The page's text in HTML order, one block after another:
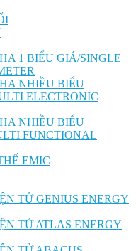
1 BIỂU GIÁ/SINGLE
NHIỀU BIỂU
ELECTRONIC
NHIỀU BIỂU
FUNCTIONAL
EMIC
TỬ GENIUS ENERGY
TỬ ATLAS ENERGY